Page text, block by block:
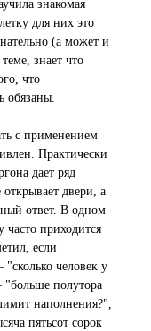
знакомая
для них это
(а может и
знает что
что
обязаны.
с применением
Практически
дает ряд
двери, а
ответ. В одном
часто приходится
если
человек у
"больше полутора
наполнения?",
пятьсот сорок